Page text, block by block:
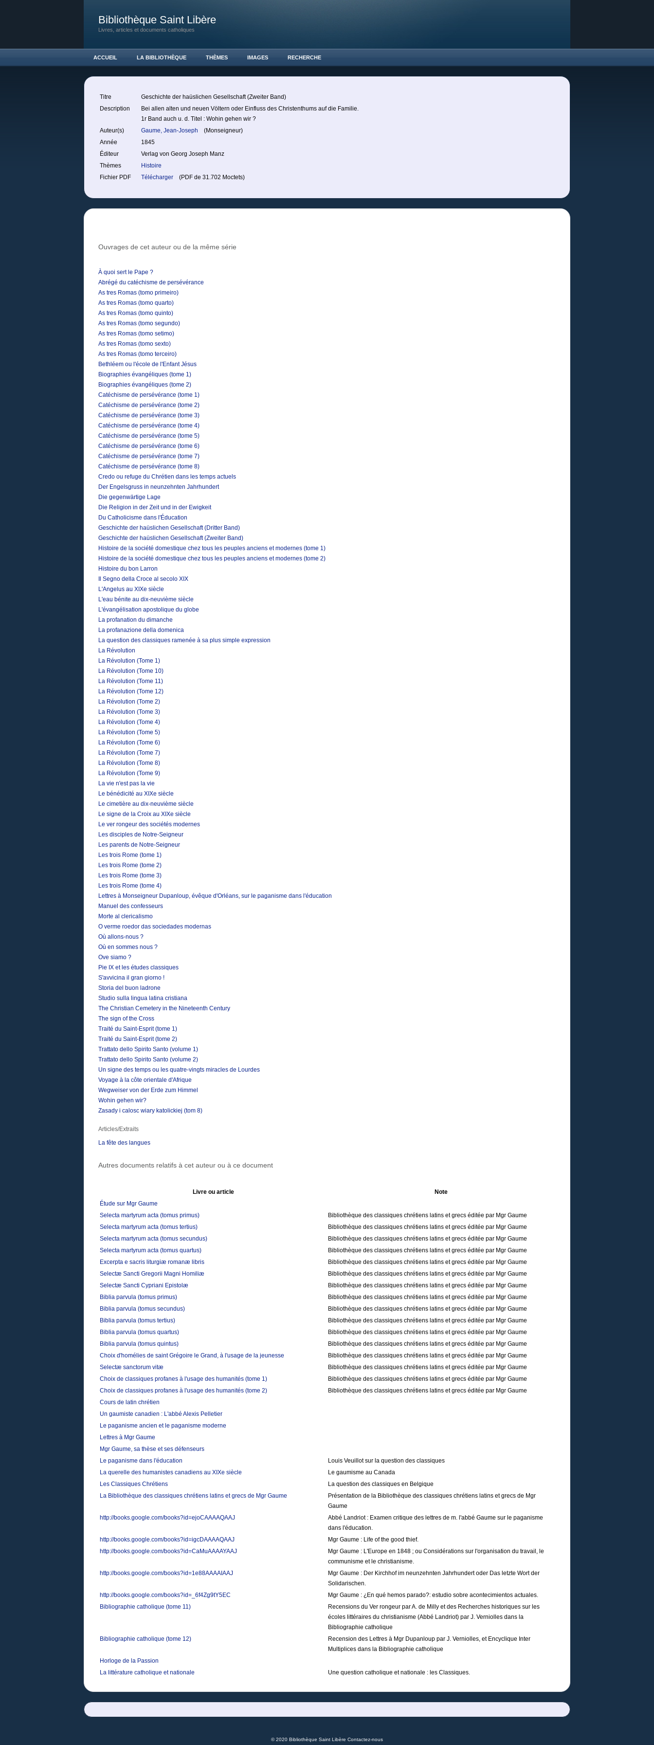
Bibliothèque Saint Libère
Livres, articles et documents catholiques
ACCUEIL LA BIBLIOTHÈQUE THÈMES IMAGES RECHERCHE
Titre
Geschichte der haüslichen Gesellschaft (Zweiter Band)
Description
Bei allen alten und neuen Völtern oder Einfluss des Christenthums auf die Familie.
1r Band auch u. d. Titel : Wohin gehen wir ?
Auteur(s)
Gaume, Jean-Joseph
(Monseigneur)
Année
1845
Éditeur
Verlag von Georg Joseph Manz
Thèmes
Histoire
Fichier PDF
Télécharger (PDF de 31.702 Moctets)
Ouvrages de cet auteur ou de la même série
À quoi sert le Pape ?
Abrégé du catéchisme de persévérance
As tres Romas (tomo primeiro)
As tres Romas (tomo quarto)
As tres Romas (tomo quinto)
As tres Romas (tomo segundo)
As tres Romas (tomo setimo)
As tres Romas (tomo sexto)
As tres Romas (tomo terceiro)
Bethléem ou l'école de l'Enfant Jésus
Biographies évangéliques (tome 1)
Biographies évangéliques (tome 2)
Catéchisme de persévérance (tome 1)
Catéchisme de persévérance (tome 2)
Catéchisme de persévérance (tome 3)
Catéchisme de persévérance (tome 4)
Catéchisme de persévérance (tome 5)
Catéchisme de persévérance (tome 6)
Catéchisme de persévérance (tome 7)
Catéchisme de persévérance (tome 8)
Credo ou refuge du Chrétien dans les temps actuels
Der Engelsgruss in neunzehnten Jahrhundert
Die gegenwärtige Lage
Die Religion in der Zeit und in der Ewigkeit
Du Catholicisme dans l'Éducation
Geschichte der haüslichen Gesellschaft (Dritter Band)
Geschichte der haüslichen Gesellschaft (Zweiter Band)
Histoire de la société domestique chez tous les peuples anciens et modernes (tome 1)
Histoire de la société domestique chez tous les peuples anciens et modernes (tome 2)
Histoire du bon Larron
Il Segno della Croce al secolo XIX
L'Angelus au XIXe siècle
L'eau bénite au dix-neuvième siècle
L'évangélisation apostolique du globe
La profanation du dimanche
La profanazione della domenica
La question des classiques ramenée à sa plus simple expression
La Révolution
La Révolution (Tome 1)
La Révolution (Tome 10)
La Révolution (Tome 11)
La Révolution (Tome 12)
La Révolution (Tome 2)
La Révolution (Tome 3)
La Révolution (Tome 4)
La Révolution (Tome 5)
La Révolution (Tome 6)
La Révolution (Tome 7)
La Révolution (Tome 8)
La Révolution (Tome 9)
La vie n'est pas la vie
Le bénédicité au XIXe siècle
Le cimetière au dix-neuvième siècle
Le signe de la Croix au XIXe siècle
Le ver rongeur des sociétés modernes
Les disciples de Notre-Seigneur
Les parents de Notre-Seigneur
Les trois Rome (tome 1)
Les trois Rome (tome 2)
Les trois Rome (tome 3)
Les trois Rome (tome 4)
Lettres à Monseigneur Dupanloup, évêque d'Orléans, sur le paganisme dans l'éducation
Manuel des confesseurs
Morte al clericalismo
O verme roedor das sociedades modernas
Où allons-nous ?
Où en sommes nous ?
Ove siamo ?
Pie IX et les études classiques
S'avvicina il gran giorno !
Storia del buon ladrone
Studio sulla lingua latina cristiana
The Christian Cemetery in the Nineteenth Century
The sign of the Cross
Traité du Saint-Esprit (tome 1)
Traité du Saint-Esprit (tome 2)
Trattato dello Spirito Santo (volume 1)
Trattato dello Spirito Santo (volume 2)
Un signe des temps ou les quatre-vingts miracles de Lourdes
Voyage à la côte orientale d'Afrique
Wegweiser von der Erde zum Himmel
Wohin gehen wir?
Zasady i calosc wiary katolickiej (tom 8)
Articles/Extraits
La fête des langues
Autres documents relatifs à cet auteur ou à ce document
Livre ou article
Note
Étude sur Mgr Gaume
Selecta martyrum acta (tomus primus)
Bibliothèque des classiques chrétiens latins et grecs éditée par Mgr Gaume
Selecta martyrum acta (tomus tertius)
Bibliothèque des classiques chrétiens latins et grecs éditée par Mgr Gaume
Selecta martyrum acta (tomus secundus)
Bibliothèque des classiques chrétiens latins et grecs éditée par Mgr Gaume
Selecta martyrum acta (tomus quartus)
Bibliothèque des classiques chrétiens latins et grecs éditée par Mgr Gaume
Excerpta e sacris liturgiæ romanæ libris
Bibliothèque des classiques chrétiens latins et grecs éditée par Mgr Gaume
Selectæ Sancti Gregorii Magni Homiliæ
Bibliothèque des classiques chrétiens latins et grecs éditée par Mgr Gaume
Selectæ Sancti Cypriani Epistolæ
Bibliothèque des classiques chrétiens latins et grecs éditée par Mgr Gaume
Biblia parvula (tomus primus)
Bibliothèque des classiques chrétiens latins et grecs éditée par Mgr Gaume
Biblia parvula (tomus secundus)
Bibliothèque des classiques chrétiens latins et grecs éditée par Mgr Gaume
Biblia parvula (tomus tertius)
Bibliothèque des classiques chrétiens latins et grecs éditée par Mgr Gaume
Biblia parvula (tomus quartus)
Bibliothèque des classiques chrétiens latins et grecs éditée par Mgr Gaume
Biblia parvula (tomus quintus)
Bibliothèque des classiques chrétiens latins et grecs éditée par Mgr Gaume
Choix d'homélies de saint Grégoire le Grand, à l'usage de la jeunesse
Bibliothèque des classiques chrétiens latins et grecs éditée par Mgr Gaume
Selectæ sanctorum vitæ
Bibliothèque des classiques chrétiens latins et grecs éditée par Mgr Gaume
Choix de classiques profanes à l'usage des humanités (tome 1)
Bibliothèque des classiques chrétiens latins et grecs éditée par Mgr Gaume
Choix de classiques profanes à l'usage des humanités (tome 2)
Bibliothèque des classiques chrétiens latins et grecs éditée par Mgr Gaume
Cours de latin chrétien
Un gaumiste canadien : L'abbé Alexis Pelletier
Le paganisme ancien et le paganisme moderne
Lettres à Mgr Gaume
Mgr Gaume, sa thèse et ses défenseurs
Le paganisme dans l'éducation
Louis Veuillot sur la question des classiques
La querelle des humanistes canadiens au XIXe siècle
Le gaumisme au Canada
Les Classiques Chrétiens
La question des classiques en Belgique
La Bibliothèque des classiques chrétiens latins et grecs de Mgr Gaume
Présentation de la Bibliothèque des classiques chrétiens latins et grecs de Mgr
Gaume
http://books.google.com/books?id=ejoCAAAAQAAJ
Abbé Landriot : Examen critique des lettres de m. l'abbé Gaume sur le paganisme
dans l'éducation.
http://books.google.com/books?id=igcDAAAAQAAJ
Mgr Gaume : Life of the good thief.
http://books.google.com/books?id=CaMuAAAAYAAJ
Mgr Gaume : L'Europe en 1848 ; ou Considérations sur l'organisation du travail, le
communisme et le christianisme.
http://books.google.com/books?id=1e88AAAAIAAJ
Mgr Gaume : Der Kirchhof im neunzehnten Jahrhundert oder Das letzte Wort der
Solidarischen.
http://books.google.com/books?id=_6f4Zg9tY5EC
Mgr Gaume : ¿En qué hemos parado?: estudio sobre acontecimientos actuales.
Bibliographie catholique (tome 11)
Recensions du Ver rongeur par A. de Milly et des Recherches historiques sur les
écoles littéraires du christianisme (Abbé Landriot) par J. Verniolles dans la
Bibliographie catholique
Bibliographie catholique (tome 12)
Recension des Lettres à Mgr Dupanloup par J. Verniolles, et Encyclique Inter
Multiplices dans la Bibliographie catholique
Horloge de la Passion
La littérature catholique et nationale
Une question catholique et nationale : les Classiques.
© 2020 Bibliothèque Saint Libère Contactez-nous